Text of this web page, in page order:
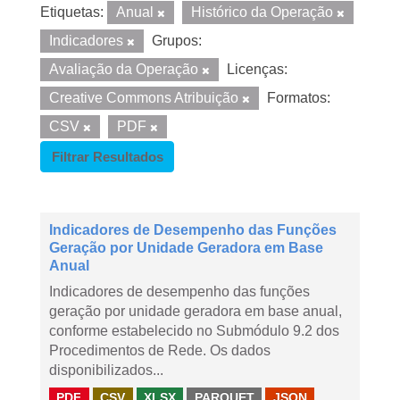
Etiquetas: Anual
Histórico da Operação
Indicadores
Grupos:
Avaliação da Operação
Licenças:
Creative Commons Atribuição
Formatos:
CSV
PDF
Filtrar Resultados
Indicadores de Desempenho das Funções
Geração por Unidade Geradora em Base
Anual
Indicadores de desempenho das funções
geração por unidade geradora em base anual,
conforme estabelecido no Submódulo 9.2 dos
Procedimentos de Rede. Os dados
disponibilizados...